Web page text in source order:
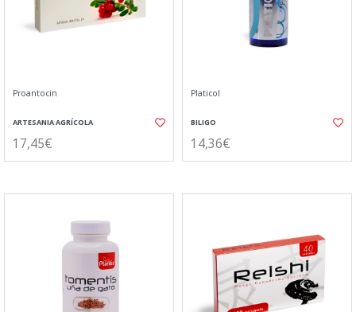
Proantocin
ARTESANIA AGRÍCOLA
17,45€
Platicol
BILIGO
14,36€